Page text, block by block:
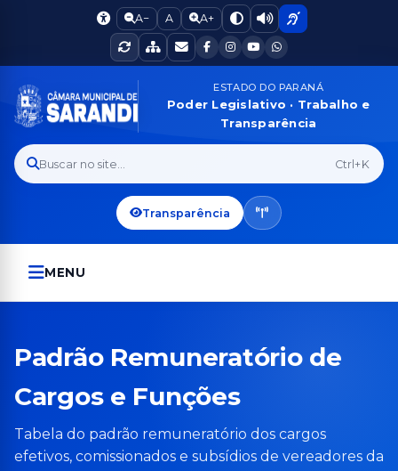
A− A A+
ESTADO DO PARANÁ
Poder Legislativo · Trabalho e
Transparência
Buscar no site... Ctrl+K
Transparência
MENU
Padrão Remuneratório de
Cargos e Funções
Tabela do padrão remuneratório dos cargos
efetivos, comissionados e subsídios de vereadores da